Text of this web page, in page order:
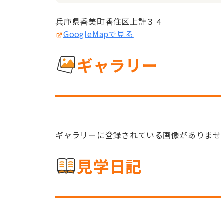
兵庫県香美町香住区上計３４
GoogleMapで見る
ギャラリー
ギャラリーに登録されている画像がありま
見学日記